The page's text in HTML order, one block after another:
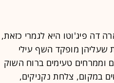
דה פיג'וטו היא לגמרי כזאת,
שעליהן מופקד השף עילי
לא עולה על 48 שקל: סלטים וממרחים טעימים ברוח השוק
במקום, צלחת נקניקים,